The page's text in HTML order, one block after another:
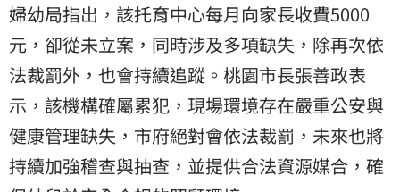
婦幼局指出，該托育中心每月向家長收費5000
元，卻從未立案，同時涉及多項缺失，除再次依
法裁罰外，也會持續追蹤。桃園市長張善政表
示，該機構確屬累犯，現場環境存在嚴重公安與
健康管理缺失，市府絕對會依法裁罰，未來也將
持續加強稽查與抽查，並提供合法資源媒合，確